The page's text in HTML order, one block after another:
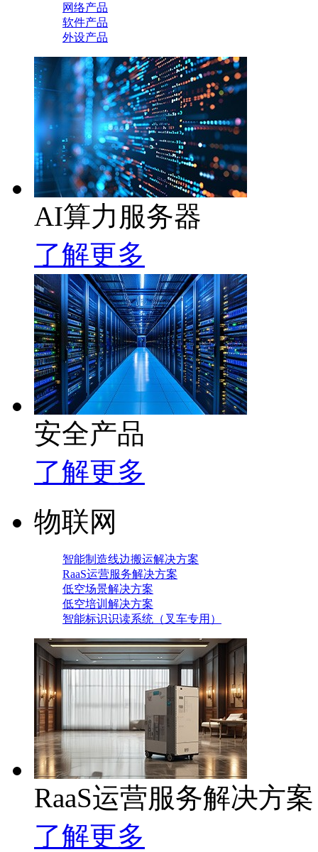
网络产品
软件产品
外设产品
AI算力服务器
了解更多
安全产品
了解更多
物联网
智能制造线边搬运解决方案
RaaS运营服务解决方案
低空场景解决方案
低空培训解决方案
智能标识识读系统（叉车专用）
RaaS运营服务解决方案
了解更多